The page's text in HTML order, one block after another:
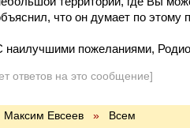
что он думает по этому
наилучшими пожеланиями,
ответов на это сообщение]
Максим Евсеев » Всем